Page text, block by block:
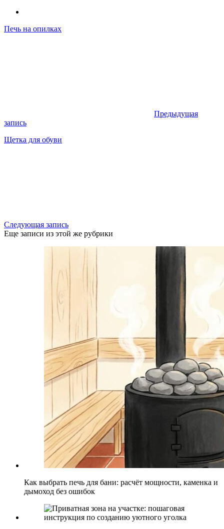
Печь на опилках
Предыдущая
запись
Щетка для обуви
Следующая запись
Еще записи из этой же рубрики
Как выбрать печь для бани: расчёт мощности, каменка и
дымоход без ошибок